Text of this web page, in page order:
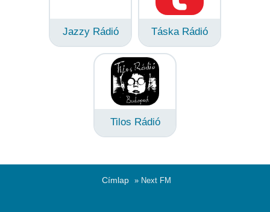
Jazzy Rádió Táska Rádió
Tilos Rádió
Címlap » Next FM